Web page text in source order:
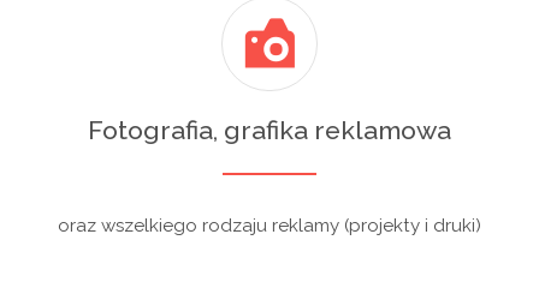
Fotografia, grafika reklamowa
oraz wszelkiego rodzaju reklamy (projekty i druki)